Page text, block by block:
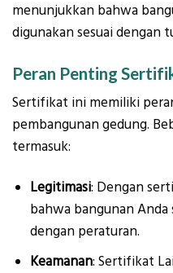
menunjukkan bahwa
digunakan sesuai dengan
Peran Penting
Sertifikat ini memiliki
pembangunan gedung.
termasuk:
Legitimasi: Dengan
bahwa bangunan Anda
dengan peraturan.
Keamanan: Sertifikat